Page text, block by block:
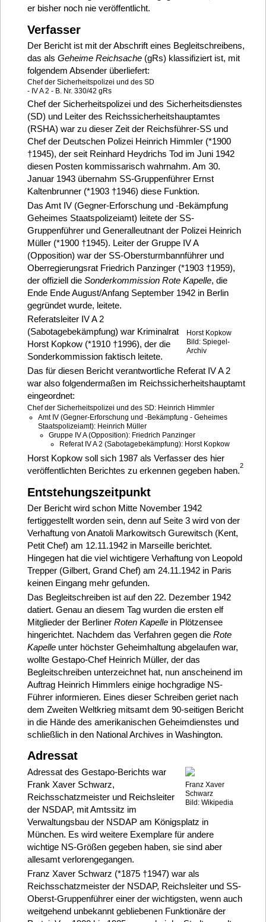
er bisher noch nie veröffentlicht.
Verfasser
Der Bericht ist mit der Abschrift eines Begleitschreibens,
das als Geheime Reichsache(gRs) klassifiziert ist, mit
folgendem Absender überliefert:
Chef der Sicherheitspolizei und des SD
- IV A 2 - B. Nr. 330/42 gRs
Chef der Sicherheitspolizei und des Sicherheitsdienstes
(SD) und Leiter des Reichssicherheitshauptamtes
(RSHA) war zu dieser Zeit der Reichsführer-SS und
Chef der Deutschen Polizei Heinrich Himmler (*1900
†1945), der seit Reinhard Heydrichs Tod im Juni 1942
diesen Posten kommissarisch wahrnahm. Am 30.
Januar 1943 übernahm SS-Gruppenführer Ernst
Kaltenbrunner (*1903 †1946) diese Funktion.
Das Amt IV (Gegner-Erforschung und -Bekämpfung
Geheimes Staatspolizeiamt) leitete der SS-
Gruppenführer und Generalleutnant der Polizei Heinrich
Müller (*1900 †1945). Leiter der Gruppe IV A
(Opposition) war der SS-Obersturmbannführer und
Oberregierungsrat Friedrich Panzinger (*1903 †1959),
der offiziell die Sonderkommission Rote Kapelle, die
Ende Ende August/Anfang September 1942 in Berlin
gegründet wurde, leitete.
Horst Kopkow
Bild: Spiegel-
Archiv
Referatsleiter IV A 2
(Sabotagebekämpfung) war Kriminalrat
Horst Kopkow (*1910 †1996), der die
Sonderkommission faktisch leitete.
Das für diesen Bericht verantwortliche Referat IV A 2
war also folgendermaßen im Reichssicherheitshauptamt
eingeordnet:
Chef der Sicherheitspolizei und des SD: Heinrich Himmler
Amt IV (Gegner-Erforschung und -Bekämpfung - Geheimes
Staatspolizeiamt): Heinrich Müller
Gruppe IV A (Opposition): Friedrich Panzinger
Referat IV A 2 (Sabotagebekämpfung): Horst Kopkow
Horst Kopkow soll sich 1987 als Verfasser des hier
veröffentlichten Berichtes zu erkennen gegeben haben.2
Entstehungszeitpunkt
Der Bericht wird schon Mitte November 1942
fertiggestellt worden sein, denn auf Seite 3 wird von der
Verhaftung von Anatoli Markowitsch Gurewitsch (Kent,
Petit Chef) am 12.11.1942 in Marseille berichtet.
Hingegen hat die viel wichtigere Verhaftung von Leopold
Trepper (Gilbert, Grand Chef) am 24.11.1942 in Paris
keinen Eingang mehr gefunden.
Das Begleitschreiben ist auf den 22. Dezember 1942
datiert. Genau an diesem Tag wurden die ersten elf
Mitglieder der Berliner Roten Kapellein Plötzensee
hingerichtet. Nachdem das Verfahren gegen die Rote
Kapelleunter höchster Geheimhaltung abgelaufen war,
wollte Gestapo-Chef Heinrich Müller, der das
Begleitschreiben unterzeichnet hat, nun anscheinend im
Auftrag Heinrich Himmlers einige hochgradige NS-
Führer informieren. Eines dieser Schreiben geriet nach
dem Zweiten Weltkrieg mitsamt dem 90-seitigen Bericht
in die Hände des amerikanischen Geheimdienstes und
schließlich in den National Archives in Washington.
Adressat
Franz Xaver
Schwarz
Bild: Wikipedia
Adressat des Gestapo-Berichts war
Frank Xaver Schwarz,
Reichsschatzmeister und Reichsleiter
der NSDAP, mit Amtssitz im
Verwaltungsbau der NSDAP am Königsplatz in
München. Es wird weitere Exemplare für andere
wichtige NS-Größen gegeben haben, sie sind aber
allesamt verlorengegangen.
Franz Xaver Schwarz (*1875 †1947) war als
Reichsschatzmeister der NSDAP, Reichsleiter und SS-
Oberst-Gruppenführer einer der wichtigsten, wenn auch
weitgehend unbekannt gebliebenen Funktionäre der